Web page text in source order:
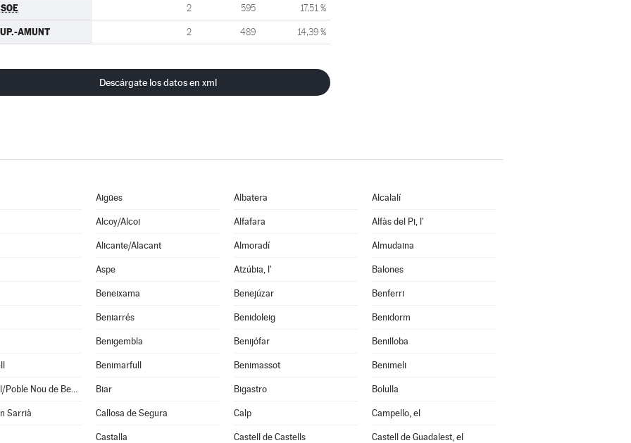
2 595 17,51 %
AMUNT 2 489 14,39 %
Descárgate los datos en xml
Aigües Albatera Alcalalí
Alcoy/Alcoi Alfafara Alfàs del Pi, l'
Alicante/Alacant Almoradí Almudaina
Aspe Atzúbia, l' Balones
Beneixama Benejúzar Benferri
Beniarrés Benidoleig Benidorm
Benigembla Benijófar Benilloba
Benimarfull Benimassot Benimeli
Benitachell/Poble Nou de Benitatxell, el Biar Bigastro Bolulla
Sarrià Callosa de Segura Calp Campello, el
Castalla Castell de Castells Castell de Guadalest, el